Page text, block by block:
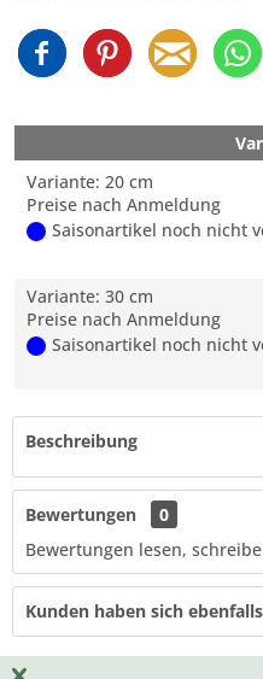
Variante: 20 cm
Preise nach Anmeldung
Saisonartikel noch nicht
Variante: 30 cm
Preise nach Anmeldung
Saisonartikel noch nicht
Beschreibung
Bewertungen
0
Bewertungen lesen,
Kunden haben sich